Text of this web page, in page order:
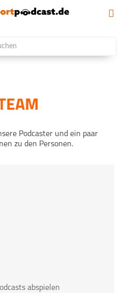
Podcaster und ein paar
zu den Personen.
abspielen